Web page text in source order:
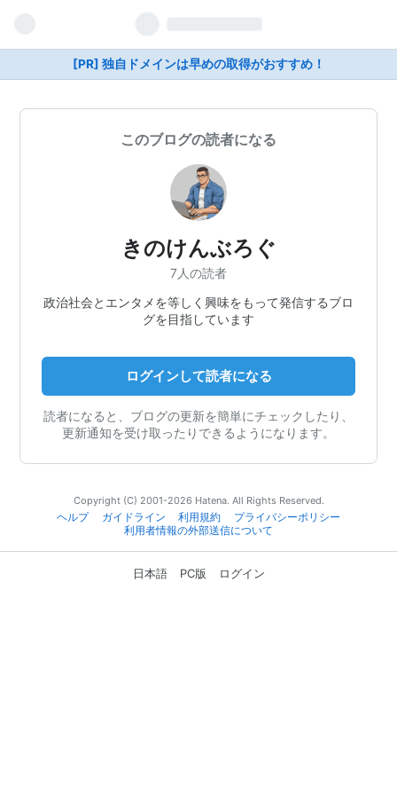
[PR] 独自ドメインは早めの取得がおすすめ！
このブログの読者になる
きのけんぶろぐ
7人の読者
政治社会とエンタメを等しく興味をもって発信するブロ
グを目指しています
ログインして読者になる
読者になると、ブログの更新を簡単にチェックしたり、
更新通知を受け取ったりできるようになります。
Copyright (C) 2001-2026 Hatena. All Rights Reserved.
ヘルプ
ガイドライン 利用規約
プライバシーポリシー
利用者情報の外部送信について
日本語 PC版 ログイン